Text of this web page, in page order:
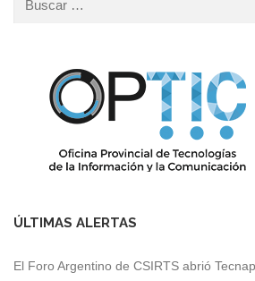
ÚLTIMAS ALERTAS
El Foro Argentino de CSIRTS abrió